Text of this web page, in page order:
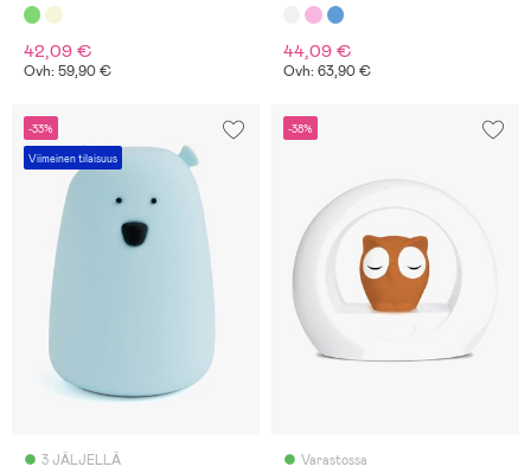
42,09 €
Ovh: 59,90 €
44,09 €
Ovh: 63,90 €
-33%
Viimeinen tilaisuus
3 JÄLJELLÄ
-38%
Varastossa